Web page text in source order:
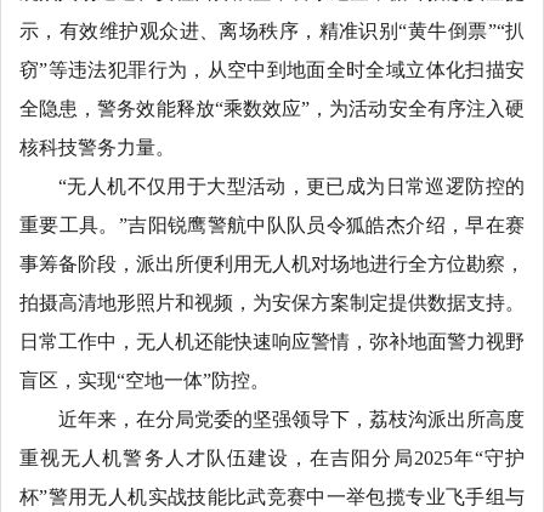
示，有效维护观众进、离场秩序，精准识别“黄牛倒票”“扒
窃”等违法犯罪行为，从空中到地面全时全域立体化扫描安
全隐患，警务效能释放“乘数效应”，为活动安全有序注入硬
核科技警务力量。
“无人机不仅用于大型活动，更已成为日常巡逻防控的
重要工具。”吉阳锐鹰警航中队队员令狐皓杰介绍，早在赛
事筹备阶段，派出所便利用无人机对场地进行全方位勘察，
拍摄高清地形照片和视频，为安保方案制定提供数据支持。
日常工作中，无人机还能快速响应警情，弥补地面警力视野
盲区，实现“空地一体”防控。
近年来，在分局党委的坚强领导下，荔枝沟派出所高度
重视无人机警务人才队伍建设，在吉阳分局2025年“守护
杯”警用无人机实战技能比武竞赛中一举包揽专业飞手组与